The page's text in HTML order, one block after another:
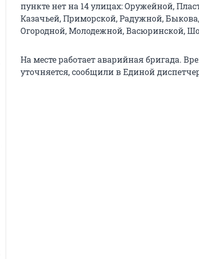
пункте нет на 14 улицах: Оружейной,
Казачьей, Приморской, Радужной,
Огородной, Молодежной, Васюринской,
На месте работает аварийная бригада.
уточняется, сообщили в Единой